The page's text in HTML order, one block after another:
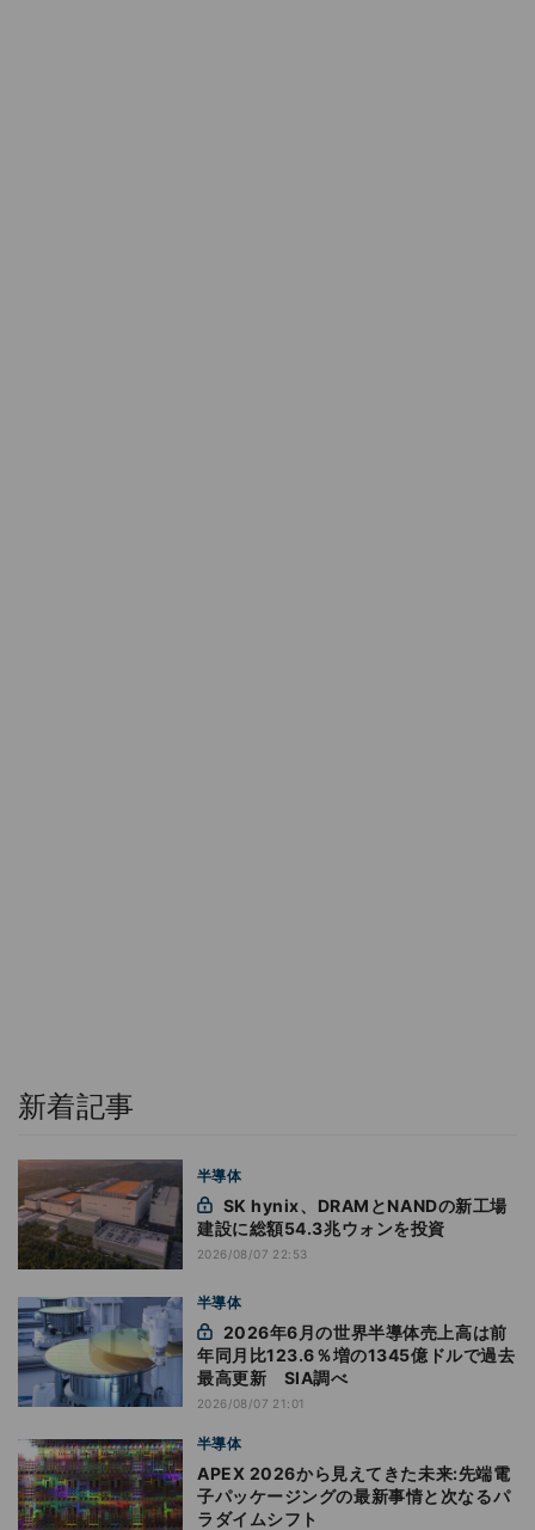
新着記事
半導体
建設に総額54.3兆ウォンを投資
2026/08/07 22:53
半導体
年同月比123.6％増の1345億ドルで過去
最高更新 SIA調べ
2026/08/07 21:01
半導体
APEX 2026から見えてきた未来:先端電
子パッケージングの最新事情と次なるパ
ラダイムシフト